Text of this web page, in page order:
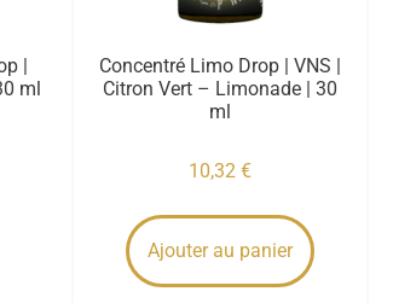
|
ml
Concentré Limo Drop | VNS |
Citron Vert – Limonade | 30
ml
10,32 €
Ajouter au panier